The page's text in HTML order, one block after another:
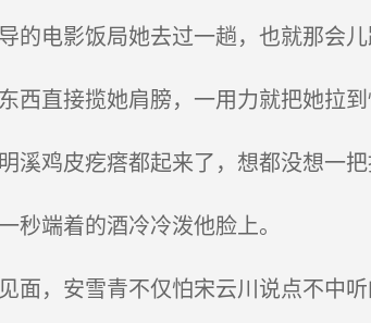
的电影饭局她去过一趟，也就那会儿
西直接揽她肩膀，一用力就把她拉到
溪鸡皮疙瘩都起来了，想都没想一把
秒端着的酒冷冷泼他脸上。
面，安雪青不仅怕宋云川说点不中听